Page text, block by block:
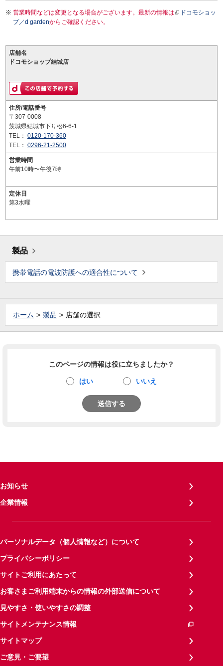
営業時間などは変更となる場合がございます。最新の情報は
ドコモショッ
プ／d gardenからご確認ください。
店舗名
ドコモショップ結城店
住所/電話番号
〒307-0008
茨城県結城市下り松6-6-1
TEL： 0120-170-360
TEL： 0296-21-2500
営業時間
午前10時〜午後7時
定休日
第3水曜
製品
携帯電話の電波防護への適合性について
ホーム 製品 店舗の選択
このページの情報は役に立ちましたか？
はい いいえ
送信する
お知らせ
企業情報
パーソナルデータ（個人情報など）について
プライバシーポリシー
サイトご利用にあたって
お客さまご利用端末からの情報の外部送信について
見やすさ・使いやすさの調整
サイトメンテナンス情報
サイトマップ
ご意見・ご要望